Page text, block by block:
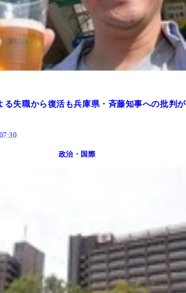
る失職から復活も兵庫県・斉藤知事への批判が
政治・国際